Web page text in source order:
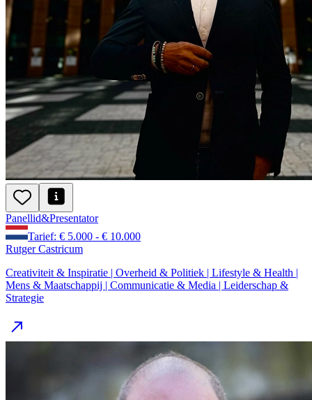
Panellid&Presentator
Tarief: € 5.000 - € 10.000
Rutger Castricum
Creativiteit & Inspiratie | Overheid & Politiek | Lifestyle & Health |
Mens & Maatschappij | Communicatie & Media | Leiderschap &
Strategie